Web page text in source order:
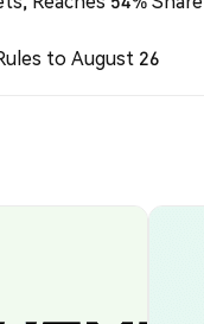
to August 26